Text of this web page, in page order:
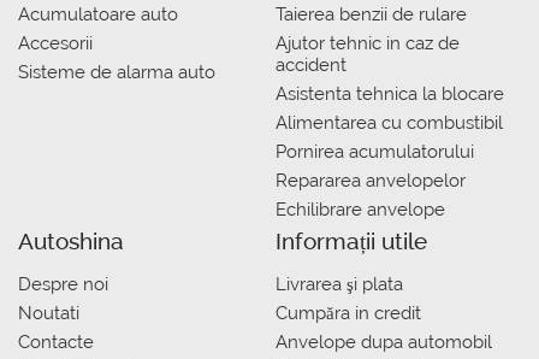
Acumulatoare auto
Accesorii
Sisteme de alarma auto
Taierea benzii de rulare
Ajutor tehnic in caz de
accident
Asistenta tehnica la blocare
Alimentarea cu combustibil
Pornirea acumulatorului
Repararea anvelopelor
Echilibrare anvelope
Autoshina
Despre noi
Noutati
Contacte
Informații utile
Livrarea şi plata
Сumpăra in credit
Anvelope dupa automobil